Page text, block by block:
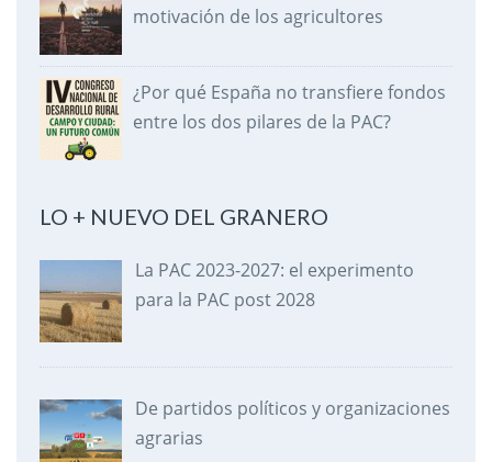
motivación de los agricultores
¿Por qué España no transfiere fondos
entre los dos pilares de la PAC?
LO + NUEVO DEL GRANERO
La PAC 2023-2027: el experimento
para la PAC post 2028
De partidos políticos y organizaciones
agrarias